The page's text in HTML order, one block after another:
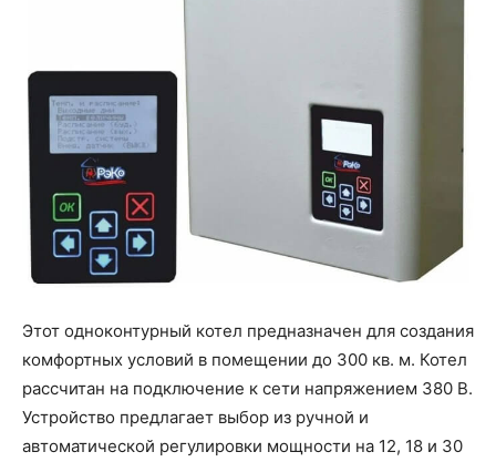
Этот одноконтурный котел предназначен для создания
комфортных условий в помещении до 300 кв. м. Котел
рассчитан на подключение к сети напряжением 380 В.
Устройство предлагает выбор из ручной и
автоматической регулировки мощности на 12, 18 и 30